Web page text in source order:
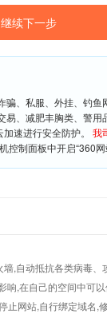
、私服、外挂、钓
、减肥丰胸类、警
速进行安全防护。 我
控制面板中开启“360
,自动抵抗各类病毒、
响,在自己的空间中可
止网站,自行绑定域名,